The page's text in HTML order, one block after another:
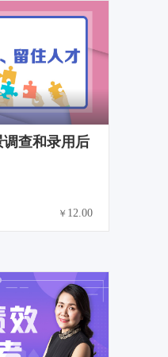
查和录用后
￥ 12.00